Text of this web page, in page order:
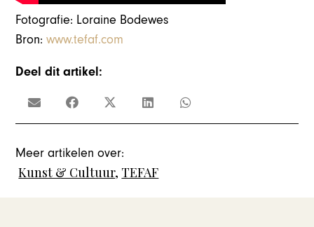
Fotografie: Loraine Bodewes
Bron:www.tefaf.com
Deel dit artikel:
Meer artikelen over:
Kunst & Cultuur, TEFAF